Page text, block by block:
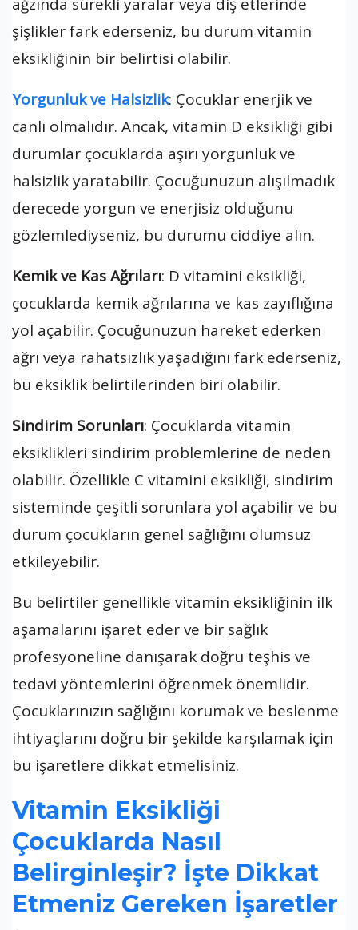
ağzında sürekli yaralar veya diş etlerinde
şişlikler fark ederseniz, bu durum vitamin
eksikliğinin bir belirtisi olabilir.
Yorgunluk ve Halsizlik: Çocuklar enerjik ve
canlı olmalıdır. Ancak, vitamin D eksikliği gibi
durumlar çocuklarda aşırı yorgunluk ve
halsizlik yaratabilir. Çocuğunuzun alışılmadık
derecede yorgun ve enerjisiz olduğunu
gözlemlediyseniz, bu durumu ciddiye alın.
Kemik ve Kas Ağrıları: D vitamini eksikliği,
çocuklarda kemik ağrılarına ve kas zayıflığına
yol açabilir. Çocuğunuzun hareket ederken
ağrı veya rahatsızlık yaşadığını fark ederseniz,
bu eksiklik belirtilerinden biri olabilir.
Sindirim Sorunları: Çocuklarda vitamin
eksiklikleri sindirim problemlerine de neden
olabilir. Özellikle C vitamini eksikliği, sindirim
sisteminde çeşitli sorunlara yol açabilir ve bu
durum çocukların genel sağlığını olumsuz
etkileyebilir.
Bu belirtiler genellikle vitamin eksikliğinin ilk
aşamalarını işaret eder ve bir sağlık
profesyoneline danışarak doğru teşhis ve
tedavi yöntemlerini öğrenmek önemlidir.
Çocuklarınızın sağlığını korumak ve beslenme
ihtiyaçlarını doğru bir şekilde karşılamak için
bu işaretlere dikkat etmelisiniz.
Vitamin Eksikliği
Çocuklarda Nasıl
Belirginleşir? İşte Dikkat
Etmeniz Gereken İşaretler